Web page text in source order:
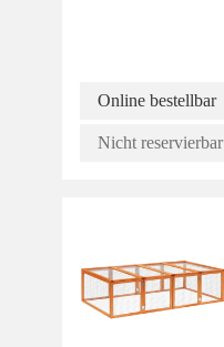
Online bestellbar
Nicht reservierbar